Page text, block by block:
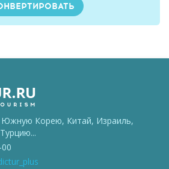
Южную Корею, Китай, Израиль,